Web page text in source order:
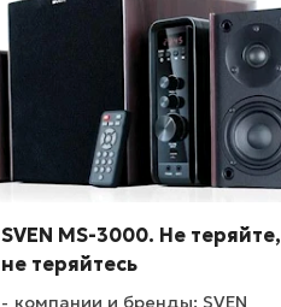
SVEN MS-3000. Не теряйте,
не теряйтесь
компании и бренды: SVEN